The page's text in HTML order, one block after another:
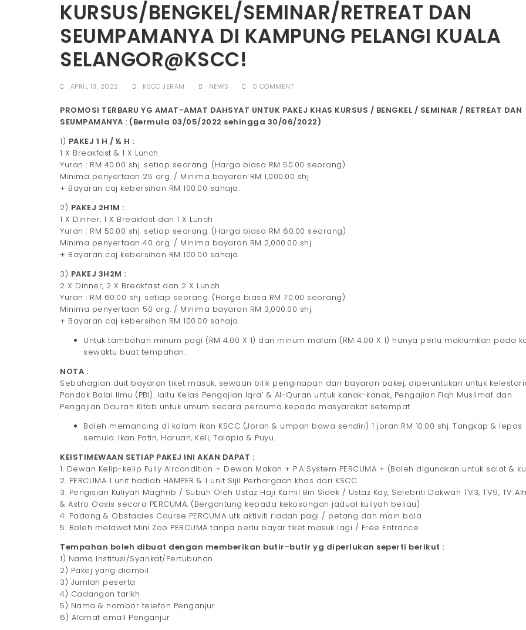
KURSUS/BENGKEL/SEMINAR/RETREAT DAN
SEUMPAMANYA DI KAMPUNG PELANGI KUALA
SELANGOR@KSCC!
APRIL 13, 2022 KSCC JERAM NEWS 0 COMMENT
PROMOSI TERBARU YG AMAT-AMAT DAHSYAT UNTUK PAKEJ KHAS KURSUS / BENGKEL / SEMINAR / RETREAT DAN
SEUMPAMANYA : (Bermula 03/05/2022 sehingga 30/06/2022)
1) PAKEJ 1 H / ½ H :
1 X Breakfast & 1 X Lunch
Yuran : RM 40.00 shj. setiap seorang. (Harga biasa RM 50.00 seorang)
Minima penyertaan 25 org. / Minima bayaran RM 1,000.00 shj.
+ Bayaran caj kebersihan RM 100.00 sahaja.
2) PAKEJ 2H1M :
1 X Dinner, 1 X Breakfast dan 1 X Lunch
Yuran : RM 50.00 shj. setiap seorang. (Harga biasa RM 60.00 seorang)
Minima penyertaan 40 org. / Minima bayaran RM 2,000.00 shj.
+ Bayaran caj kebersihan RM 100.00 sahaja.
3) PAKEJ 3H2M :
2 X Dinner, 2 X Breakfast dan 2 X Lunch
Yuran : RM 60.00 shj. setiap seorang. (Harga biasa RM 70.00 seorang)
Minima penyertaan 50 org. / Minima bayaran RM 3,000.00 shj.
+ Bayaran caj kebersihan RM 100.00 sahaja.
Untuk tambahan minum pagi (RM 4.00 X 1) dan minum malam (RM 4.00 X 1) hanya perlu maklumkan pada
sewaktu buat tempahan.
NOTA :
Sebahagian duit bayaran tiket masuk, sewaan bilik penginapan dan bayaran pakej, diperuntukan untuk
Pondok Balai Ilmu (PBI). Iaitu Kelas Pengajian Iqra’ & Al-Quran untuk kanak-kanak, Pengajian Fiqh Muslimat dan
Pengajian Daurah Kitab untuk umum secara percuma kepada masyarakat setempat.
Boleh memancing di kolam ikan KSCC (Joran & umpan bawa sendiri) 1 joran RM 10.00 shj. Tangkap & lepas
semula. Ikan Patin, Haruan, Keli, Talapia & Puyu.
KEISTIMEWAAN SETIAP PAKEJ INI AKAN DAPAT :
1. Dewan Kelip-kelip Fully Aircondition + Dewan Makan + P.A System PERCUMA + (Boleh digunakan untuk solat &
2. PERCUMA 1 unit hadiah HAMPER & 1 unit Sijil Perhargaan khas dari KSCC
3. Pengisian Kuliyah Maghrib / Subuh Oleh Ustaz Haji Kamil Bin Sidek / Ustaz Kay, Selebriti Dakwah TV3, TV9, TV
& Astro Oasis secara PERCUMA. (Bergantung kepada kekosongan jadual kuliyah beliau)
4. Padang & Obstacles Course PERCUMA utk aktiviti riadah pagi / petang dan main bola
5. Boleh melawat Mini Zoo PERCUMA tanpa perlu bayar tiket masuk lagi / Free Entrance
Tempahan boleh dibuat dengan memberikan butir-butir yg diperlukan seperti berikut :
1) Nama Institusi/Syarikat/Pertubuhan
2) Pakej yang diambil
3) Jumlah peserta
4) Cadangan tarikh
5) Nama & nombor telefon Penganjur
6) Alamat email Penganjur